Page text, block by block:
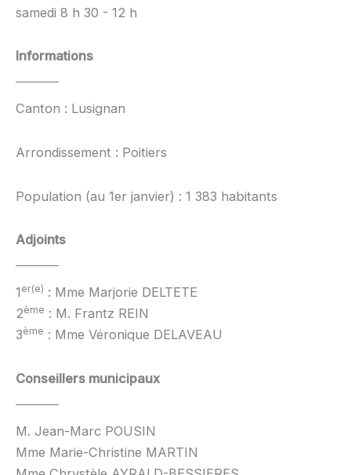
samedi 8 h 30 - 12 h
Informations
Canton : Lusignan
Arrondissement : Poitiers
Population (au 1er janvier) : 1 383 habitants
Adjoints
1 er(e) : Mme Marjorie DELTETE
2ème : M. Frantz REIN
3ème : Mme Véronique DELAVEAU
Conseillers municipaux
M. Jean-Marc POUSIN
Mme Marie-Christine MARTIN